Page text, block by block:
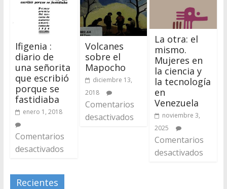
Ifigenia :
diario de
una señorita
que escribió
porque se
fastidiaba
enero 1, 2018
Comentarios
desactivados
Volcanes
sobre el
Mapocho
diciembre 13,
2018
Comentarios
desactivados
La otra: el
mismo.
Mujeres en
la ciencia y
la tecnología
en
Venezuela
noviembre 3,
2025
Comentarios
desactivados
Recientes